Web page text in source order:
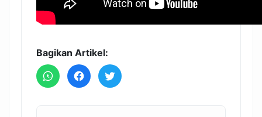
Bagikan Artikel: